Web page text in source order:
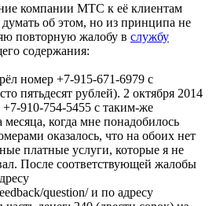
компании МТС к её клиентам
об этом, но из принципа не
повторную жалобу в службу
содержания:
номер +7-915-671-6979 с
пятьдесят рублей). 2 октября 2014
910-754-5455 с таким-же
месяца, когда мне понадобилось
оказалось, что на обоих нет
платные услуги, которые я не
После соответствующей жалобы
question/ и по адресу